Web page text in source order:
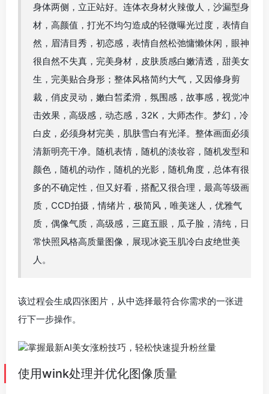
身体两侧，立正站好。连体衣身材火辣傲人，沙漏型身
材，高颜值，打光不均匀造成的轻微曝光过度，表情自
然，眉清目秀，初恋感，表情自然松弛慵懒休闲，眼神
很自然不失真，完美身材，皮肤质感白嫩清透，甜美女
生，完美贴合身形；整体风格简约大气，又因修身剪
裁，俏皮灵动，嫩白皙柔滑，氛围感，故事感，视觉冲
击效果，高级感，动态感，32K，大师杰作。梦幻，冷
白皮，必须身材完美，肌肤雪白有光泽。整体画面必须
清新明亮干净。随机表情，随机的淡妆容，随机发型和
颜色，随机的动作，随机的光影，随机角度，总体有很
多的不确定性，但又好看，搭配又很合理，最高等级画
质，CCD拍摄，情绪片，极简风，唯美迷人，优雅气
质，偶像气质，高级感，三庭五眼，瓜子脸，清纯，日
常快照风格高质量图像，展现冰瓷玉肌冷白皮绝世美
人。
该过程会生成四张图片，从中选择最符合你需求的一张进
行下一步操作。
使用wink处理并优化图像质量